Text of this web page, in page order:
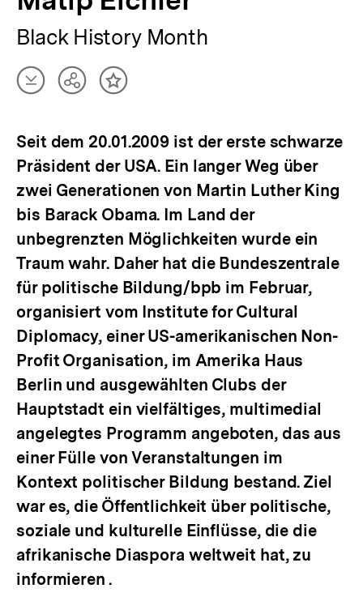
Black History Month
Artikel
herunterladen
TeilenInhalt
Seit dem 20.01.2009 ist der erste schwarze
Präsident der USA. Ein langer Weg über
zwei Generationen von Martin Luther King
bis Barack Obama. Im Land der
unbegrenzten Möglichkeiten wurde ein
Traum wahr. Daher hat die Bundeszentrale
für politische Bildung/bpb im Februar,
organisiert vom Institute for Cultural
Diplomacy, einer US-amerikanischen Non-
Profit Organisation, im Amerika Haus
Berlin und ausgewählten Clubs der
Hauptstadt ein vielfältiges, multimedial
angelegtes Programm angeboten, das aus
einer Fülle von Veranstaltungen im
Kontext politischer Bildung bestand. Ziel
war es, die Öffentlichkeit über politische,
soziale und kulturelle Einflüsse, die die
afrikanische Diaspora weltweit hat, zu
informieren .